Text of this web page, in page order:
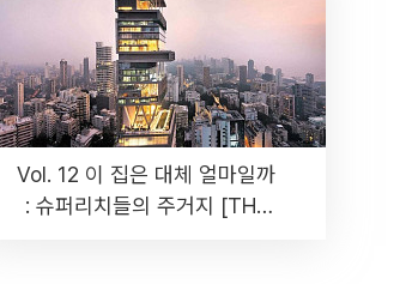
Vol. 12 이 집은 대체 얼마일까
: 슈퍼리치들의 주거지 [THE